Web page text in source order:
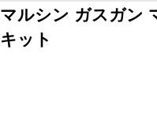
マルシン ガスガン
キット